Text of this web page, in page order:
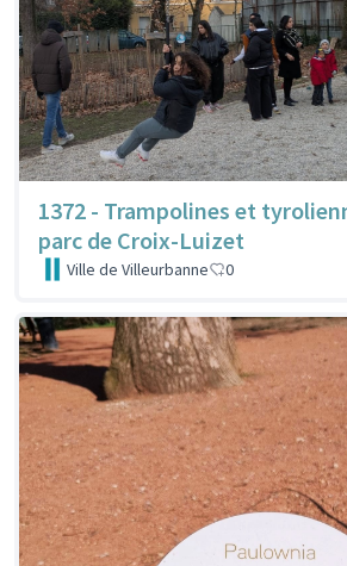
1372 - Trampolines et
parc de Croix-Luizet
Ville de Villeurbanne 0